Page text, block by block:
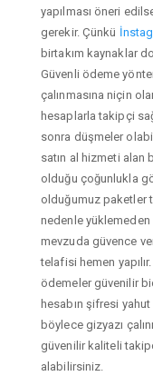
yapılması öneri
gerekir. Çünkü
birtakım kaynaklar
Güvenli ödeme
çalınmasına niçin
hesaplarla takipçi
sonra düşmeler
satın al hizmeti alan
olduğu çoğunlukla
olduğumuz paketler
nedenle yüklemeden
mevzuda güvence
telafisi hemen
ödemeler güvenilir
hesabın şifresi
böylece gizyazı
güvenilir kaliteli
alabilirsiniz.